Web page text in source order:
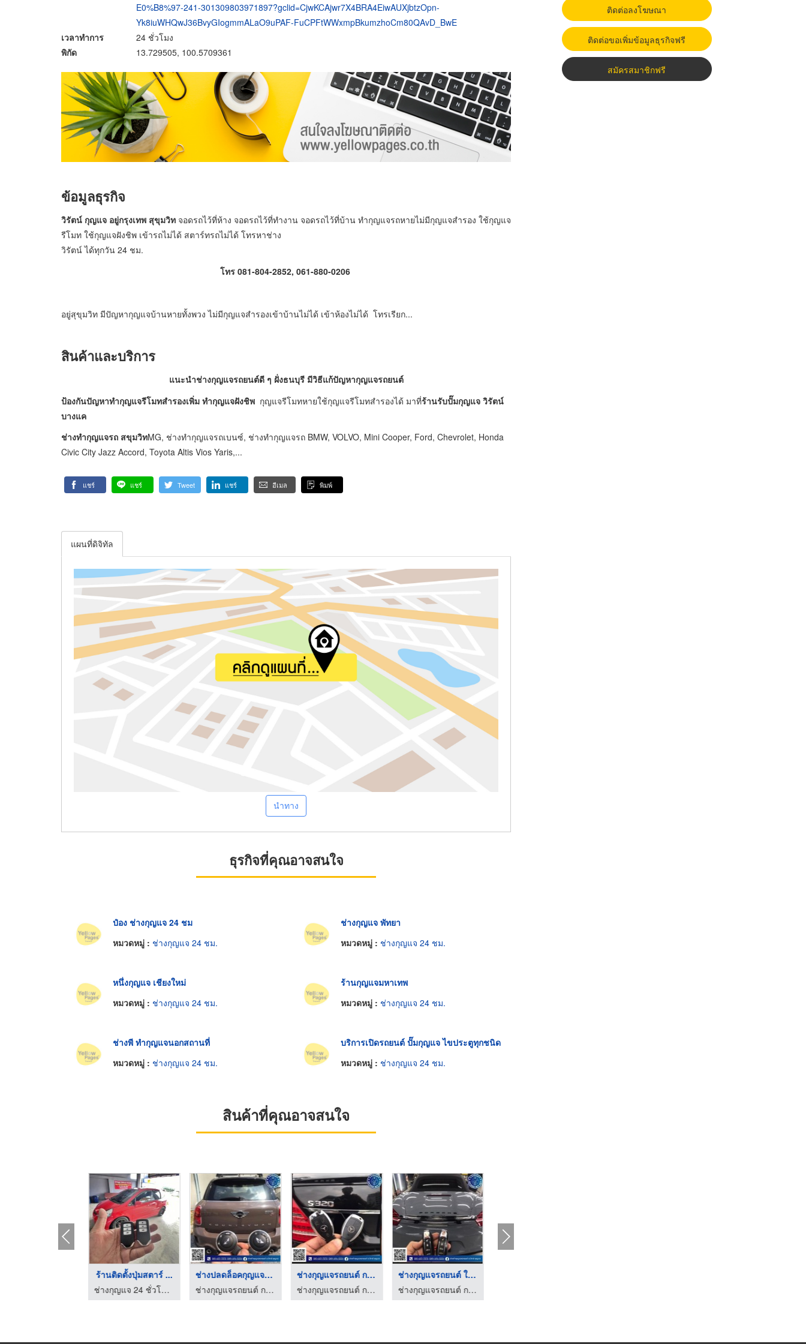
E0%B8%97-241-301309803971897?gclid=CjwKCAjwr7X4BRA4EiwAUXjbtzOpn-
Yk8iuWHQwJ36BvyGIogmmALaO9uPAF-FuCPFtWWxmpBkumzhoCm80QAvD_BwE
เวลาทำการ
24 ชั่วโมง
พิกัด
13.729505, 100.5709361
ข้อมูลธุรกิจ
วิรัตน์ กุญแจ อยู่กรุงเทพ สุขุมวิท จอดรถไว้ที่ห้าง จอดรถไว้ที่ทำงาน จอดรถไว้ที่บ้าน ทำกุญแจรถหายไม่มีกุญแจสำรอง ใช้กุญแจ
รีโมท ใช้กุญแจฝังชิพ เข้ารถไม่ได้ สตาร์ทรถไม่ได้ โทรหาช่าง
วิรัตน์ ได้ทุกวัน 24 ชม.
โทร 081-804-2852, 061-880-0206
อยู่สุขุมวิท มีปัญหากุญแจบ้านหายทั้งพวง ไม่มีกุญแจสำรองเข้าบ้านไม่ได้ เข้าห้องไม่ได้ โทรเรียก...
สินค้าและบริการ
แนะนำช่างกุญแจรถยนต์ดี ๆ ฝั่งธนบุรี มีวิธีแก้ปัญหากุญแจรถยนต์
ป้องกันปัญหาทำกุญแจรีโมทสำรองเพิ่ม ทำกุญแจฝังชิพ กุญแจรีโมทหายใช้กุญแจรีโมทสำรองได้ มาที่ร้านรับปั๊มกุญแจ วิรัตน์
บางแค
ช่างทำกุญแจรถ สขุมวิทMG, ช่างทำกุญแจรถเบนซ์, ช่างทำกุญแจรถ BMW, VOLVO, Mini Cooper, Ford, Chevrolet, Honda
Civic City Jazz Accord, Toyota Altis Vios Yaris,...
แชร์ แชร์ Tweet แชร์ อีเมล พิมพ์
แผนที่ดิจิทัล
นำทาง
ธุรกิจที่คุณอาจสนใจ
ป๋อง ช่างกุญแจ 24 ชม
หมวดหมู่ : ช่างกุญแจ 24 ชม.
ช่างกุญแจ พัทยา
หมวดหมู่ : ช่างกุญแจ 24 ชม.
หนึ่งกุญแจ เชียงใหม่
หมวดหมู่ : ช่างกุญแจ 24 ชม.
ร้านกุญแจมหาเทพ
หมวดหมู่ : ช่างกุญแจ 24 ชม.
ช่างพี ทำกุญแจนอกสถานที่
หมวดหมู่ : ช่างกุญแจ 24 ชม.
บริการเปิดรถยนต์ ปั๊มกุญแจ ไขประตูทุกชนิด
หมวดหมู่ : ช่างกุญแจ 24 ชม.
สินค้าที่คุณอาจสนใจ
ร้านทํากุญแจรีโมทรถย ...
ช่างกุญแจ 24 ชั่วโมง ชลบุรี - คีย์ 24
ร้านติดตั้ง push sta ...
ช่างกุญแจ 24 ชั่วโมง ชลบุรี - คีย์ 24
ร้านติดตั้งปุ่มสตาร์ ...
ช่างกุญแจ 24 ชั่วโมง ชลบุรี - คีย์ 24
ช่างปลดล็อคกุญแจรถ ใ ...
ช่างกุญแจรถยนต์ กรุงเทพ - อ.วิทย์กุญแจ
ติดต่อลงโฆษณา
ติดต่อขอเพิ่มข้อมูลธุรกิจฟรี
สมัครสมาชิกฟรี